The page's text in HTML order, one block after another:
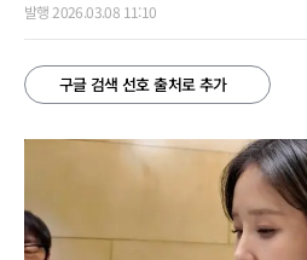
발행 2026.03.08 11:10
구글 검색 선호 출처로 추가